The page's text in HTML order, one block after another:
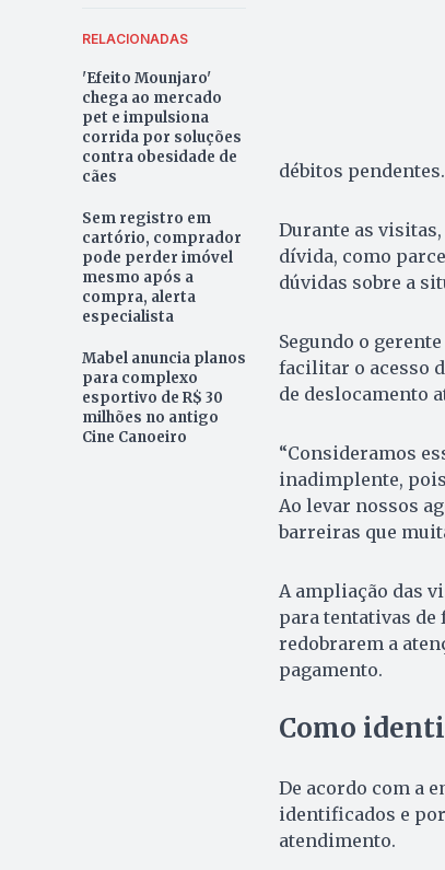
RELACIONADAS
'Efeito Mounjaro'
chega ao mercado
pet e impulsiona
corrida por soluções
contra obesidade de
cães
Sem registro em
cartório, comprador
pode perder imóvel
mesmo após a
compra, alerta
especialista
Mabel anuncia planos
para complexo
esportivo de R$ 30
milhões no antigo
Cine Canoeiro
débitos pendentes.
Durante as
dívida, como
dúvidas sobre a
Segundo o
facilitar o acesso
de deslocamento
“Consideramos
inadimplente,
Ao levar nossos
barreiras que
A ampliação das
para tentativas
redobrarem a
pagamento.
Como
De acordo com a
identificados e
atendimento.